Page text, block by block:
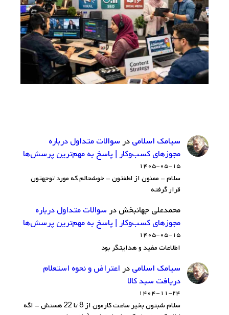
سيامك اسلاميدرسوالات متداول درباره
مجوزهای کسب‌وکار | پاسخ به مهم‌ترین پرسش‌ها
۱۴۰۵-۰۵-۱۵
سلام - ممنون از لطفتون - خوشحالم که مورد توجهتون
قرار گرفته
محمدعلی جهانبخشدرسوالات متداول درباره
مجوزهای کسب‌وکار | پاسخ به مهم‌ترین پرسش‌ها
۱۴۰۵-۰۵-۱۵
اطلاعات مفید و هدایتگر بود
سيامك اسلاميدراعتراض و نحوه استعلام
دریافت سبد کالا
۱۴۰۴-۱۱-۲۴
سلام شبتون بخیر ساعت کارمون از 8 تا 22 هستش - اگه